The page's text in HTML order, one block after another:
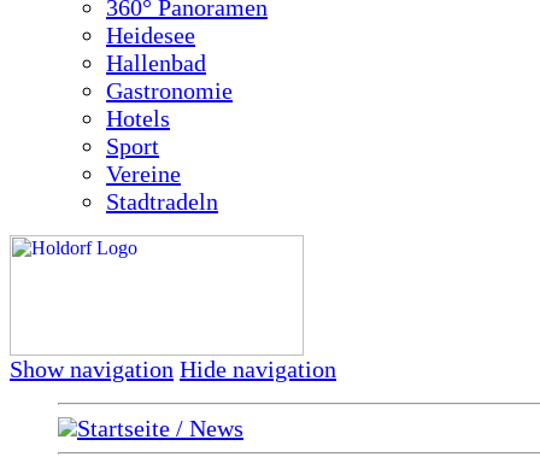
360° Panoramen
Heidesee
Hallenbad
Gastronomie
Hotels
Sport
Vereine
Stadtradeln
Show navigation Hide navigation
Startseite / News